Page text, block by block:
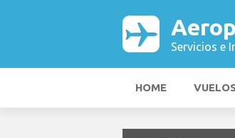
Servicios e
HOME